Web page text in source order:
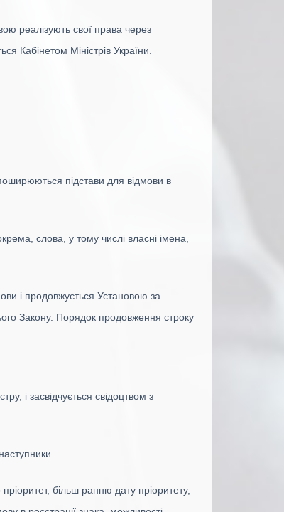
реалізують свої права через
Кабінетом Міністрів України.
підстави для відмови в
слова, у тому числі власні імена,
і продовжується Установою за
Закону. Порядок продовження строку
і засвідчується свідоцтвом з
більш ранню дату пріоритету,